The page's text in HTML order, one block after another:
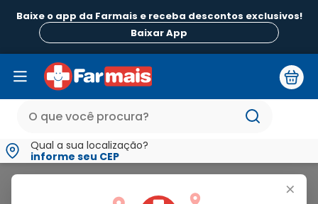
Baixe o app da Farmais e receba descontos exclusivos!
Baixar App
Qual a sua localização?
informe seu CEP
+